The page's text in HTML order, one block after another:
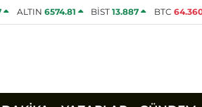
ALTIN 6574.81 BİST13.887 BTC